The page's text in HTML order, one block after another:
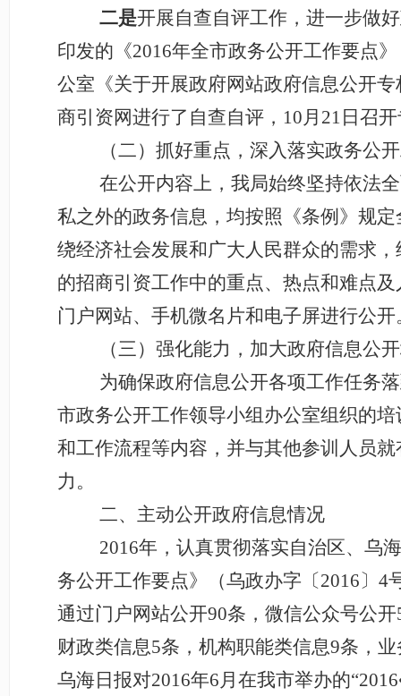
二是开展自查自评工作，进一步做
印发的《2016年全市政务公开工作要点
公室《关于开展政府网站政府信息公开
商引资网进行了自查自评，10月21日召
（二）抓好重点，深入落实政务公
在公开内容上，我局始终坚持依法
私之外的政务信息，均按照《条例》规
绕经济社会发展和广大人民群众的需求
的招商引资工作中的重点、热点和难点
门户网站、手机微名片和电子屏进行公开
（三）强化能力，加大政府信息公
为确保政府信息公开各项工作任务
市政务公开工作领导小组办公室组织的
和工作流程等内容，并与其他参训人员
力。
二、主动公开政府信息情况
2016年，认真贯彻落实自治区、乌
务公开工作要点》（乌政办字〔2016〕
通过门户网站公开90条，微信公众号公
财政类信息5条，机构职能类信息9条，
乌海日报对2016年6月在我市举办的“2016